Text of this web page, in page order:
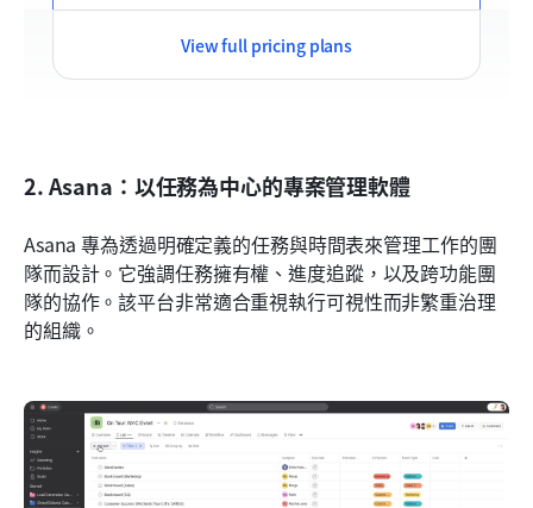
View full pricing plans
2. Asana：以任務為中心的專案管理軟體
Asana 專為透過明確定義的任務與時間表來管理工作的團
隊而設計。它強調任務擁有權、進度追蹤，以及跨功能團
隊的協作。該平台非常適合重視執行可視性而非繁重治理
的組織。